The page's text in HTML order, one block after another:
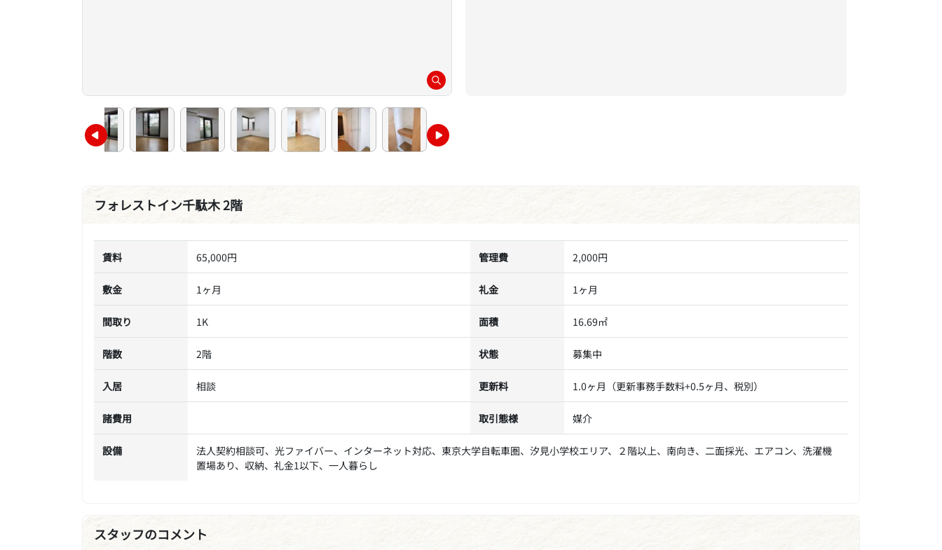
フォレストイン千駄木 2階
賃料 65,000円 管理費 2,000円
敷金 1ヶ月 礼金 1ヶ月
間取り 1K 面積 16.69㎡
階数 2階 状態 募集中
入居 相談 更新料 1.0ヶ月（更新事務手数料+0.5ヶ月、税別）
諸費用 取引態様 媒介
設備
法人契約相談可、光ファイバー、インターネット対応、東京大学自転車圏、汐見小学校エリア、２階以上、南向き、二面採光、エアコン、洗濯機
置場あり、収納、礼金1以下、一人暮らし
スタッフのコメント